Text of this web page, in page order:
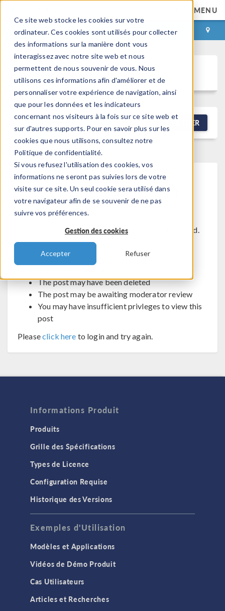
Ce site web stocke les cookies sur votre
ordinateur. Ces cookies sont utilisés pour collecter
des informations sur la manière dont vous
interagissez avec notre site web et nous
permettent de nous souvenir de vous. Nous
utilisons ces informations afin d'améliorer et de
personnaliser votre expérience de navigation, ainsi
que pour les données et les indicateurs
concernant nos visiteurs à la fois sur ce site web et
sur d'autres supports. Pour en savoir plus sur les
cookies que nous utilisons, consultez notre
Politique de confidentialité.
Si vous refusez l'utilisation des cookies, vos
informations ne seront pas suivies lors de votre
visite sur ce site. Un seul cookie sera utilisé dans
votre navigateur afin de se souvenir de ne pas
suivre vos préférences.
Gestion des cookies
Accepter Refuser
MENU
CONNEXION CONTACT
Discussion Forum
FILTRER
This forum post cannot be
viewed
The post you are trying to view cannot be displayed.
Possible reasons:
The post may have been deleted
The post may be awaiting moderator review
You may have insufficient privleges to view this
post
Pleaseclick here to login and try again.
Informations Produit
Produits
Grille des Spécifications
Types de Licence
Configuration Requise
Historique des Versions
Exemples d'Utilisation
Modèles et Applications
Vidéos de Démo Produit
Cas Utilisateurs
Articles et Recherches